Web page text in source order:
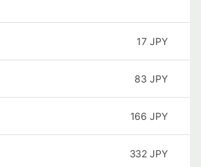
17 JPY
83 JPY
166 JPY
332 JPY